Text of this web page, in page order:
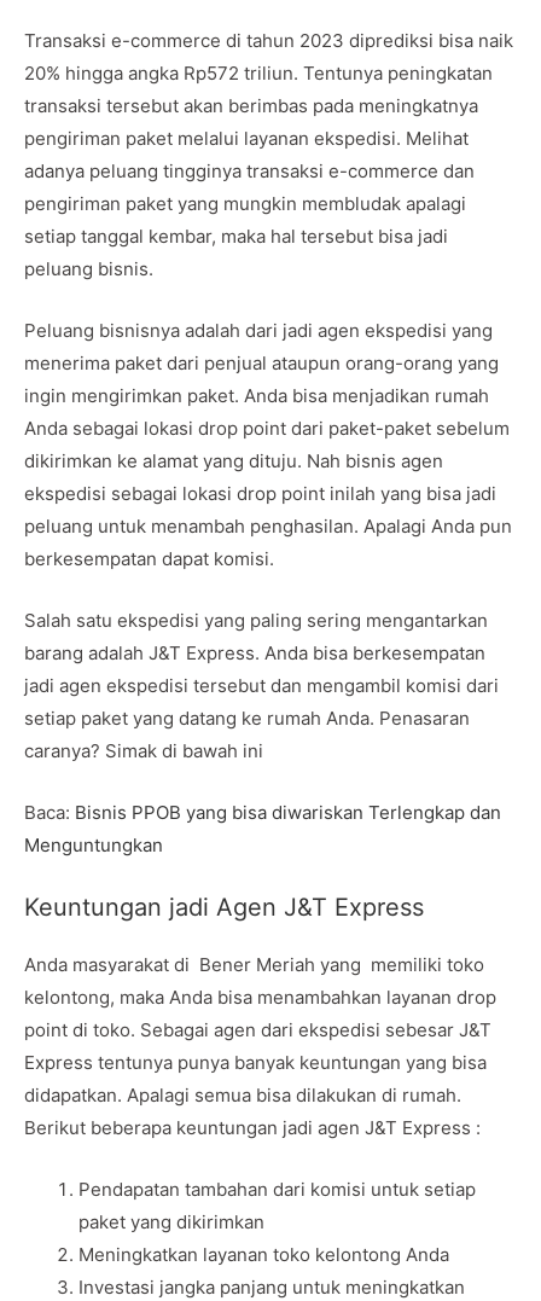
Transaksi e-commerce di tahun 2023 diprediksi bisa naik
20% hingga angka Rp572 triliun. Tentunya peningkatan
transaksi tersebut akan berimbas pada meningkatnya
pengiriman paket melalui layanan ekspedisi. Melihat
adanya peluang tingginya transaksi e-commerce dan
pengiriman paket yang mungkin membludak apalagi
setiap tanggal kembar, maka hal tersebut bisa jadi
peluang bisnis.
Peluang bisnisnya adalah dari jadi agen ekspedisi yang
menerima paket dari penjual ataupun orang-orang yang
ingin mengirimkan paket. Anda bisa menjadikan rumah
Anda sebagai lokasi drop point dari paket-paket sebelum
dikirimkan ke alamat yang dituju. Nah bisnis agen
ekspedisi sebagai lokasi drop point inilah yang bisa jadi
peluang untuk menambah penghasilan. Apalagi Anda pun
berkesempatan dapat komisi.
Salah satu ekspedisi yang paling sering mengantarkan
barang adalah J&T Express. Anda bisa berkesempatan
jadi agen ekspedisi tersebut dan mengambil komisi dari
setiap paket yang datang ke rumah Anda. Penasaran
caranya? Simak di bawah ini
Baca: Bisnis PPOB yang bisa diwariskan Terlengkap dan
Menguntungkan
Keuntungan jadi Agen J&T Express
Anda masyarakat di Bener Meriah yang memiliki toko
kelontong, maka Anda bisa menambahkan layanan drop
point di toko. Sebagai agen dari ekspedisi sebesar J&T
Express tentunya punya banyak keuntungan yang bisa
didapatkan. Apalagi semua bisa dilakukan di rumah.
Berikut beberapa keuntungan jadi agen J&T Express :
Pendapatan tambahan dari komisi untuk setiap
paket yang dikirimkan
Meningkatkan layanan toko kelontong Anda
Investasi jangka panjang untuk meningkatkan